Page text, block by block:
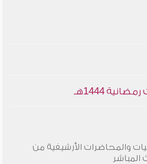
1444هـ
والمحاضرات الأرشيفية من
المباشر